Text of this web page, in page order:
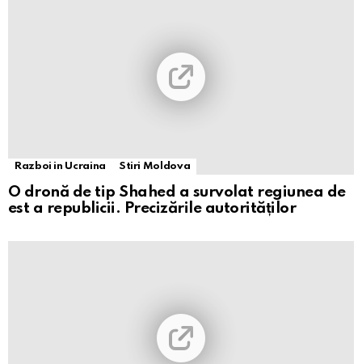
Razboi in Ucraina Stiri Moldova
O dronă de tip Shahed a survolat regiunea de
est a republicii. Precizările autorităților